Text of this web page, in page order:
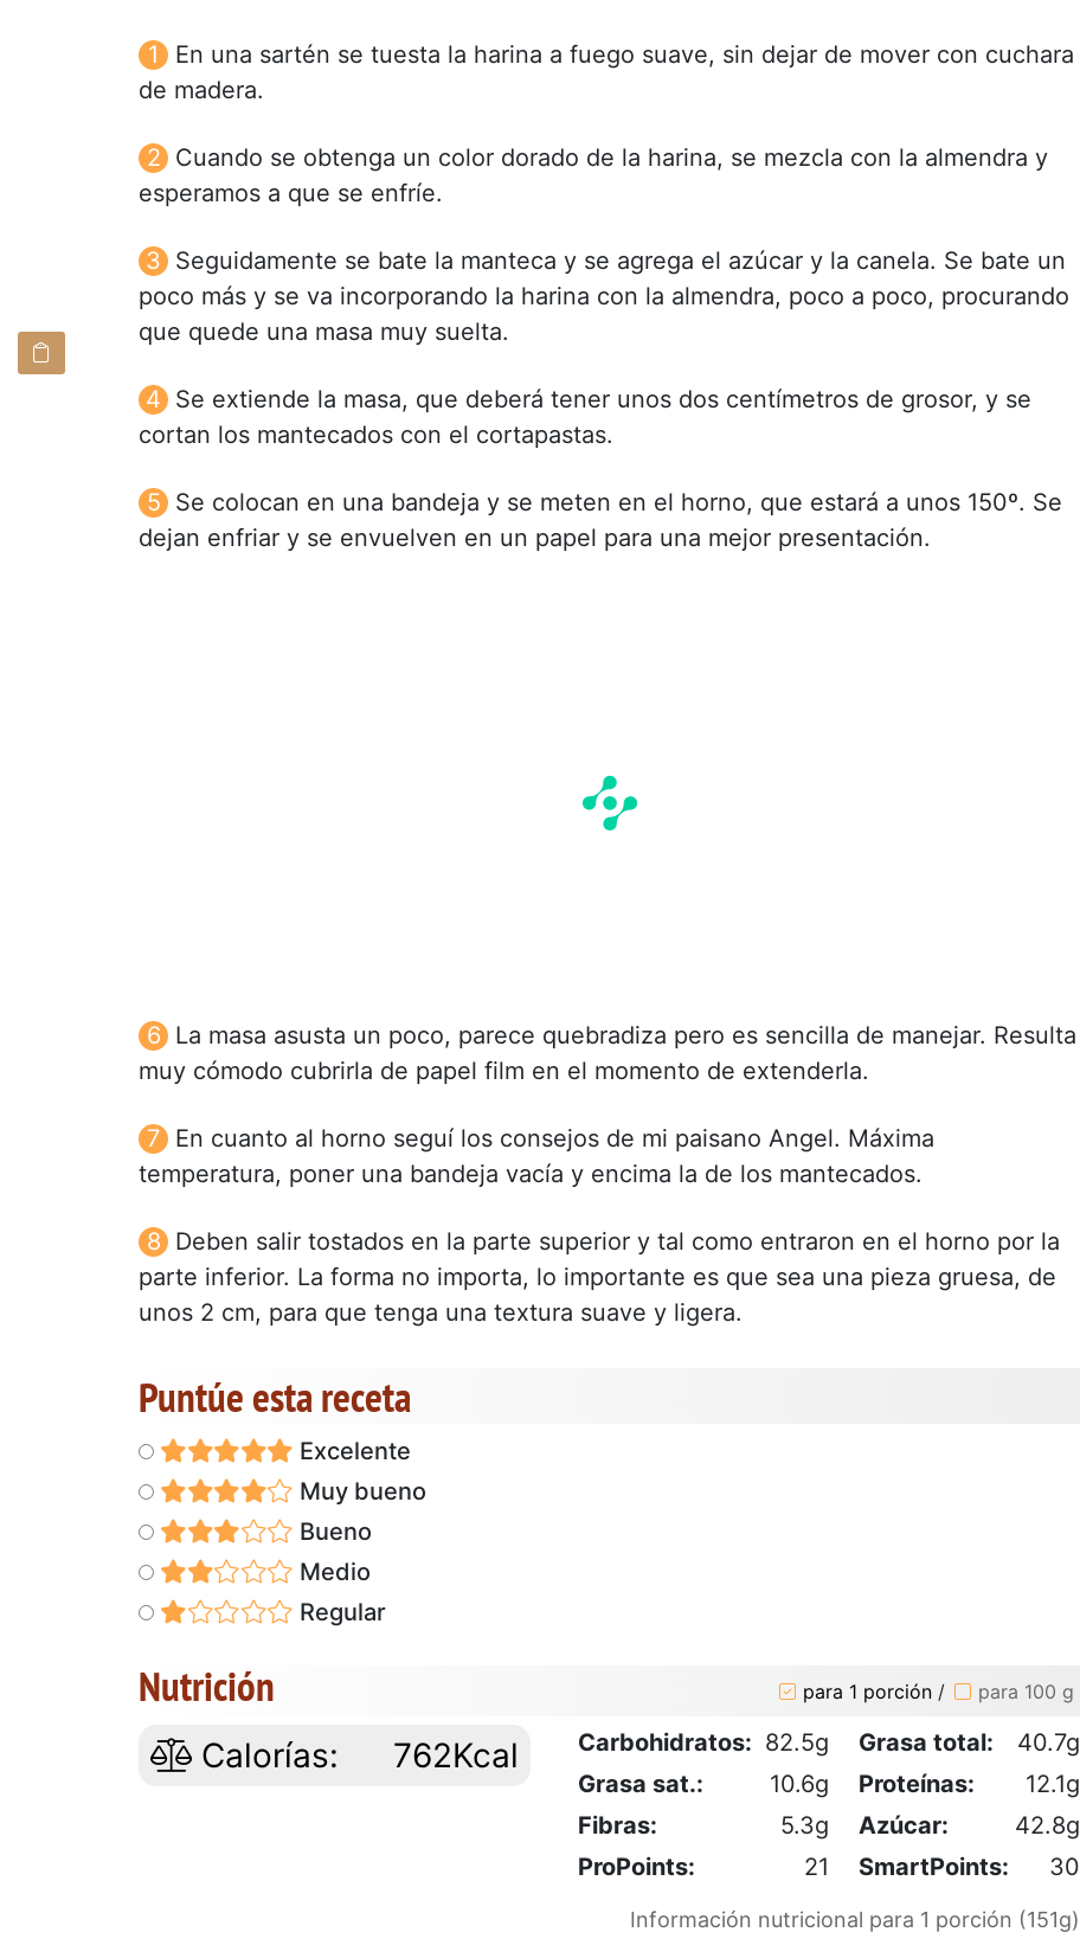
En una sartén se tuesta la harina a fuego suave, sin dejar de mover con cuchara
de madera.
Cuando se obtenga un color dorado de la harina, se mezcla con la almendra y
esperamos a que se enfríe.
Seguidamente se bate la manteca y se agrega el azúcar y la canela. Se bate un
poco más y se va incorporando la harina con la almendra, poco a poco, procurando
que quede una masa muy suelta.
Se extiende la masa, que deberá tener unos dos centímetros de grosor, y se
cortan los mantecados con el cortapastas.
Se colocan en una bandeja y se meten en el horno, que estará a unos 150º. Se
dejan enfriar y se envuelven en un papel para una mejor presentación.
La masa asusta un poco, parece quebradiza pero es sencilla de manejar. Resulta
muy cómodo cubrirla de papel film en el momento de extenderla.
En cuanto al horno seguí los consejos de mi paisano Angel. Máxima
temperatura, poner una bandeja vacía y encima la de los mantecados.
Deben salir tostados en la parte superior y tal como entraron en el horno por la
parte inferior. La forma no importa, lo importante es que sea una pieza gruesa, de
unos 2 cm, para que tenga una textura suave y ligera.
Puntúe esta receta
Excelente
Muy bueno
Bueno
Medio
Regular
Nutrición para 1 porción / para 100 g
Calorías: 762Kcal Carbohidratos: 82.5g Grasa total:
40.7g
Grasa sat.:
10.6g Proteínas:
12.1g
Fibras:
5.3g Azúcar:
42.8g
ProPoints:
21 SmartPoints: 30
Información nutricional para 1 porción (151g)